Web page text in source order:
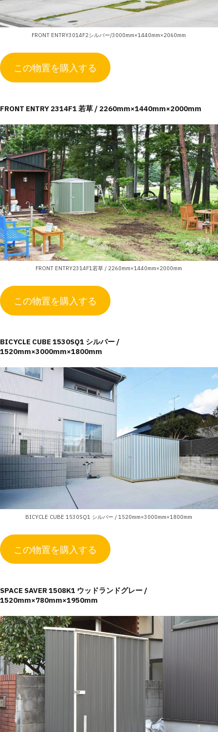
FRONT ENTRY3014F2シルバー/3000mm×1440mm×2060mm
この物置を購入する
FRONT ENTRY 2314F1 若草 / 2260mm×1440mm×2000mm
FRONT ENTRY2314F1若草 / 2260mm×1440mm×2000mm
この物置を購入する
BICYCLE CUBE 1530SQ1 シルバー /
1520mm×3000mm×1800mm
BICYCLE CUBE 1530SQ1 シルバー / 1520mm×3000mm×1800mm
この物置を購入する
SPACE SAVER 1508K1 ウッドランドグレー /
1520mm×780mm×1950mm